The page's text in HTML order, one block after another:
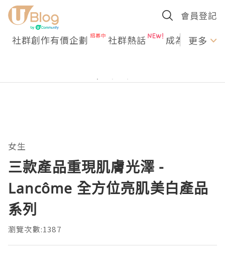
會員登記
社群創作有價企劃 社群熱話 成為U更多
女生
三款產品重現肌膚光澤 -
Lancôme 全方位亮肌美白產品
系列
瀏覽次數:1387